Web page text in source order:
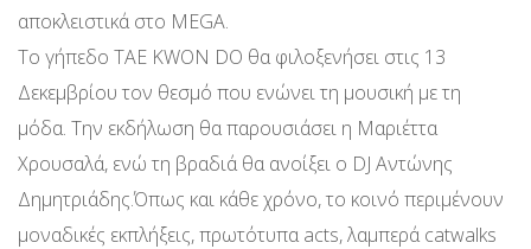
αποκλειστικά στο MEGA.
Το γήπεδο TAE KWON DO θα φιλοξενήσει στις 13
Δεκεμβρίου τον θεσμό που ενώνει τη μουσική με τη
μόδα. Την εκδήλωση θα παρουσιάσει η Μαριέττα
Χρουσαλά, ενώ τη βραδιά θα ανοίξει ο DJ Αντώνης
Δημητριάδης.Όπως και κάθε χρόνο, το κοινό περιμένουν
μοναδικές εκπλήξεις, πρωτότυπα acts, λαμπερά catwalks